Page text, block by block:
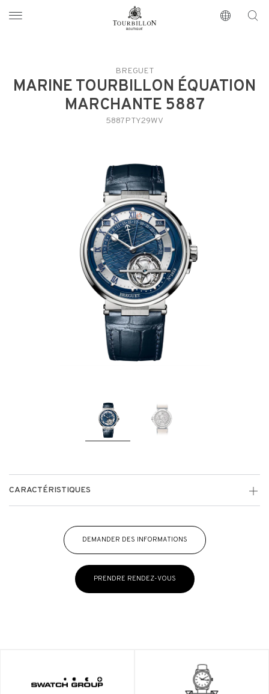
https://www.tourbillon.com/fr
BREGUET
MARINE TOURBILLON ÉQUATION
MARCHANTE 5887
5887PTY29WV
CARACTÉRISTIQUES
DEMANDER DES INFORMATIONS
PRENDRE RENDEZ-VOUS